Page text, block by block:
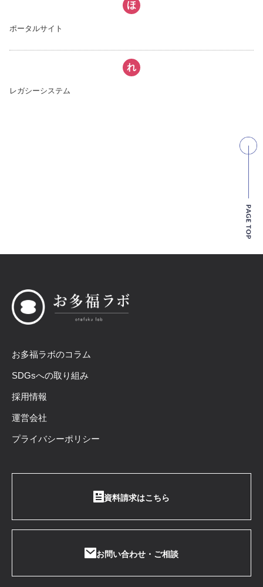
ほ
ポータルサイト
れ
レガシーシステム
お多福ラボのコラム
SDGsへの取り組み
採用情報
運営会社
プライバシーポリシー
資料請求はこちら
お問い合わせ・ご相談